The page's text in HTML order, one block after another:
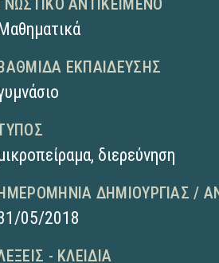
ΑΝΤΙΚΕΊΜΕΝΟ
ΕΚΠΑΊΔΕΥΣΗΣ
, διερεύνηση
ΔΗΜΙΟΥΡΓΊΑΣ /
05/2018
- ΚΛΕΙΔΙΆ